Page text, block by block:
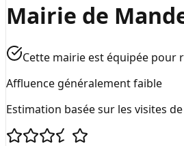
Mairie de
Cette mairie est équipée pour
Affluence généralement faible
Estimation basée sur les visites